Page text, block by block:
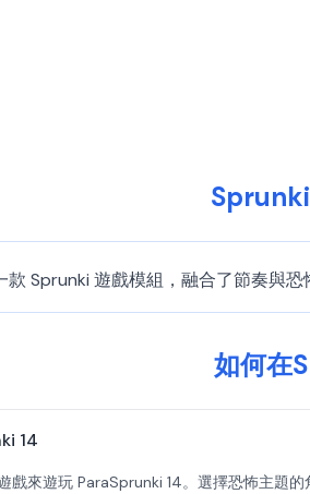
款 Sprunki 遊戲模組，融合了節奏與
如何在
14
戲來遊玩 ParaSprunki 14。選擇恐怖主題